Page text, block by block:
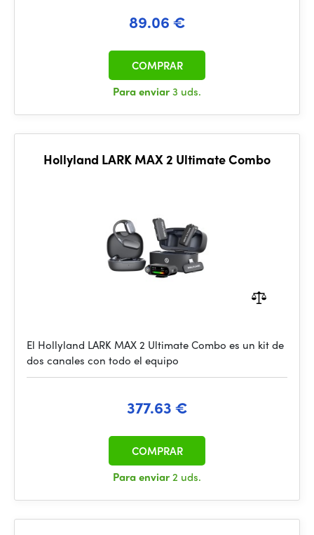
89.06 €
Para enviar3 uds.
COMPRAR
Hollyland LARK MAX 2 Ultimate Combo
El Hollyland LARK MAX 2 Ultimate Combo es un kit de
dos canales con todo el equipo
377.63 €
Para enviar2 uds.
COMPRAR